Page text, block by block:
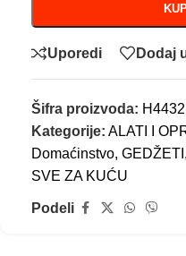
Uporedi Dodaj
Šifra proizvoda:
Kategorije: ALATI I
Domaćinstvo, GEDŽETI ,
SVE ZA KUĆU
Podeli